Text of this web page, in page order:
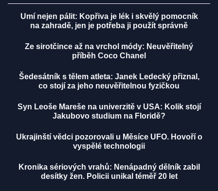
Umí nejen pálit: Kopřiva je lék i skvělý pomocník
na zahradě, jen je potřeba ji použít správně
Ze sirotčince až na vrchol módy: Neuvěřitelný
příběh Coco Chanel
Šedesátník s tělem atleta: Janek Ledecký přiznal,
co stojí za jeho neuvěřitelnou fyzičkou
Syn Leoše Mareše na univerzitě v USA: Kolik stojí
Jakubovo studium na Floridě?
Ukrajinští vědci pozorovali u Měsíce UFO. Hovoří o
vyspělé technologii
Kronika sériových vrahů: Nenápadný dělník zabil
desítky žen. Policii unikal téměř 20 let